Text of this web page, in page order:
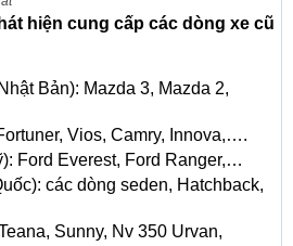
hiện cung cấp các dòng xe cũ
Bản): Mazda 3, Mazda 2,
Vios, Camry, Innova,….
Ford Everest, Ford Ranger,…
các dòng seden, Hatchback,
Sunny, Nv 350 Urvan,